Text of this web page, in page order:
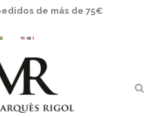
de más de 75€